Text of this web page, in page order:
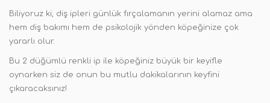
Biliyoruz ki, diş ipleri günlük fırçalamanın yerini alamaz ama
hem diş bakımı hem de psikolojik yönden köpeğinize çok
yararlı olur.
Bu 2 düğümlü renkli ip ile köpeğiniz büyük bir keyifle
oynarken siz de onun bu mutlu dakikalarının keyfini
çıkaracaksınız!